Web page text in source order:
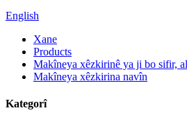
English
Xane
Products
Makîneya xêzkirinê ya ji bo sifir,
Makîneya xêzkirina navîn
Kategorî